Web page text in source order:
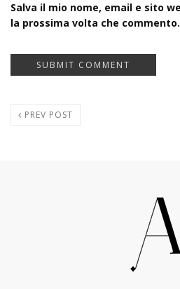
Salva il mio nome, email e sito
la prossima volta che commento.
PREV POST